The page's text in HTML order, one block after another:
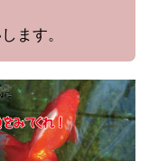
ます。